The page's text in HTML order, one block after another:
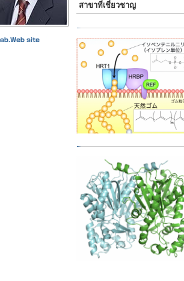
สาขาที่เชี่ยวชาญ